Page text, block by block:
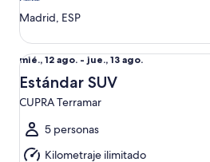
Madrid, ESP
Del
mié.,
12
ago.
al
jue.,
mié., 12 ago. - jue., 13 ago.
Estándar SUV
CUPRA Terramar
5 personas
Kilometraje ilimitado
Estándar SUV CUPRA Terramar